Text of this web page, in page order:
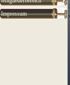
Impressum